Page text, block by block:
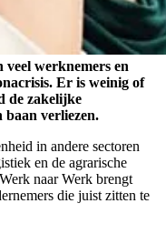
werknemers en
Er is weinig of
de zakelijke
baan verliezen.
in andere sectoren
en de agrarische
naar Werk brengt
die juist zitten te